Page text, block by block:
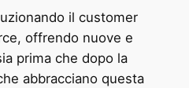
il customer
offrendo nuove e
prima che dopo la
abbracciano questa